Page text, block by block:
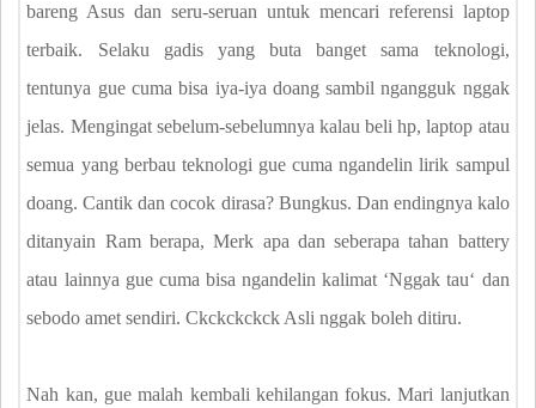
bareng Asus dan seru-seruan untuk mencari referensi laptop
terbaik. Selaku gadis yang buta banget sama teknologi,
tentunya gue cuma bisa iya-iya doang sambil ngangguk nggak
jelas. Mengingat sebelum-sebelumnya kalau beli hp, laptop atau
semua yang berbau teknologi gue cuma ngandelin lirik sampul
doang. Cantik dan cocok dirasa? Bungkus. Dan endingnya kalo
ditanyain Ram berapa, Merk apa dan seberapa tahan battery
atau lainnya gue cuma bisa ngandelin kalimat ʻNggak tauʻ dan
sebodo amet sendiri. Ckckckckck Asli nggak boleh ditiru.
Nah kan, gue malah kembali kehilangan fokus. Mari lanjutkan